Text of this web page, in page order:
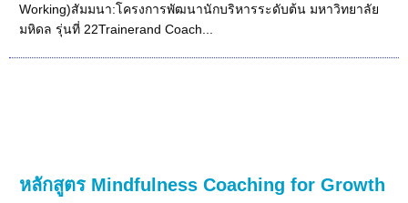
Working)สัมมนา:โครงการพัฒนานักบริหารระดับต้น มหาวิทยาลัย
มหิดล รุ่นที่ 22Trainerand Coach...
หลักสูตร Mindfulness Coaching for Growth